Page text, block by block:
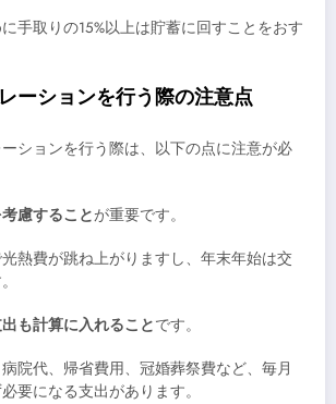
手取りの15%以上は貯蓄に回すことをおす
ーションを行う際の注意点
ションを行う際は、以下の点に注意が必
慮することが重要です。
熱費が跳ね上がりますし、年末年始は交
も計算に入れることです。
院代、帰省費用、冠婚葬祭費など、毎月
要になる支出があります。